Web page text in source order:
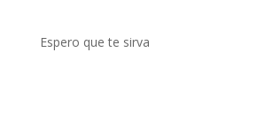
Espero que te sirva